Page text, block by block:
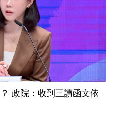
政院：收到三讀函文依